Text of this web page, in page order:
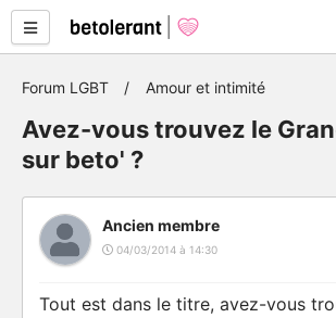
Forum LGBT Amour et intimité
Avez-vous trouvez le
sur beto' ?
Ancien membre
04/03/2014 à 14:30
Tout est dans le titre, avez-vous